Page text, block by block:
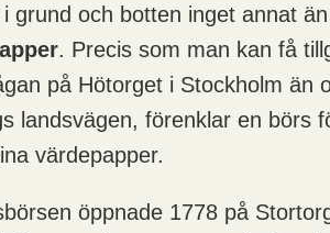
grund och botten inget annat
. Precis som man kan få
på Hötorget i Stockholm än
landsvägen, förenklar en börs
värdepapper.
öppnade 1778 på